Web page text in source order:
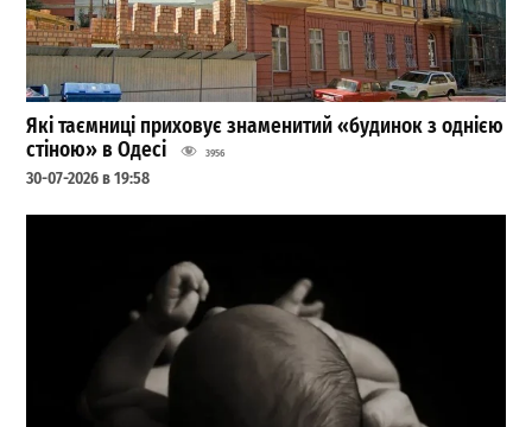
Які таємниці приховує знаменитий «будинок з однією
стіною» в Одесі
3956
30-07-2026 в 19:58